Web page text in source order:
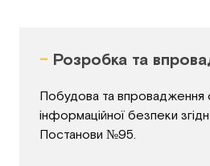
- Розробка та
Побудова та впровадження
інформаційної безпеки
Постанови №95.